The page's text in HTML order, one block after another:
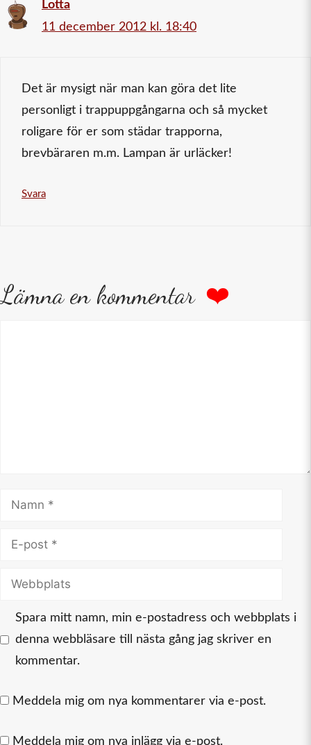
Lotta
11 december 2012 kl. 18:40
Det är mysigt när man kan göra det lite
personligt i trappuppgångarna och så mycket
roligare för er som städar trapporna,
brevbäraren m.m. Lampan är urläcker!
Svara
Lämna en kommentar
Namn
Webbplats
Spara mitt namn, min e-postadress och webbplats i
denna webbläsare till nästa gång jag skriver en
kommentar.
Meddela mig om nya kommentarer via e-post.
Meddela mig om nya inlägg via e-post.